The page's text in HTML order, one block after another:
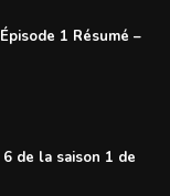
1 Résumé –
6 de la saison 1 de